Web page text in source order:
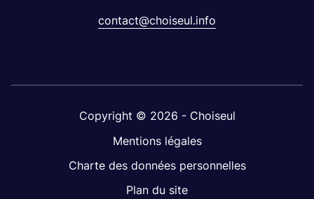
contact@choiseul.info
Copyright © 2026 - Choiseul
Mentions légales
Charte des données personnelles
Plan du site